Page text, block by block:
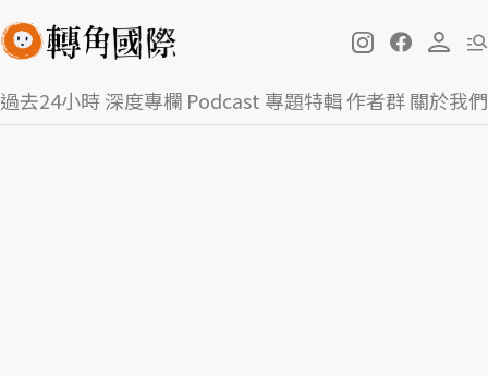
過去24小時深度專欄 Podcast 專題特輯作者群關於我們